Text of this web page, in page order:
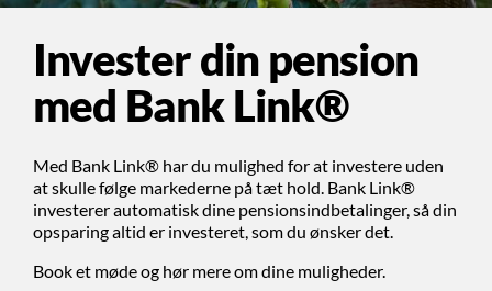
Invester din pension
med Bank Link®
Med Bank Link® har du mulighed for at investere uden
at skulle følge markederne på tæt hold. Bank Link®
investerer automatisk dine pensionsindbetalinger, så din
opsparing altid er investeret, som du ønsker det.
Book et møde og hør mere om dine muligheder.